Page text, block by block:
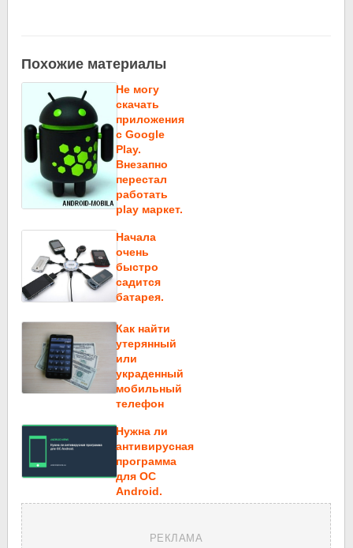
Похожие материалы
Не могу
скачать
приложения
c Google
Play.
Внезапно
перестал
работать
play маркет.
Начала
очень
быстро
садится
батарея.
Как найти
утерянный
или
украденный
мобильный
телефон
Нужна ли
антивирусная
программа
для ОС
Android.
РЕКЛАМА